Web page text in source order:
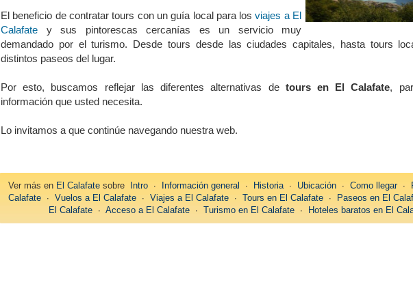
El beneficio de contratar tours con un guía local para losviajes a El
Calafate y sus pintorescas cercanías es un servicio muy
demandado por el turismo. Desde tours desde las ciudades capitales, hasta tours
distintos paseos del lugar.
Por esto, buscamos reflejar las diferentes alternativas de tours en El Calafate,
información que usted necesita.
Lo invitamos a que continúe navegando nuestra web.
Ver más en El Calafate sobre Intro ∙ Información general ∙ Historia∙ Ubicación ∙Como llegar∙
Calafate∙ Vuelos a El Calafate∙ Viajes a El Calafate∙ Tours en El Calafate∙ Paseos en El
El Calafate ∙Acceso a El Calafate ∙Turismo en El Calafate ∙ Hoteles baratos en El